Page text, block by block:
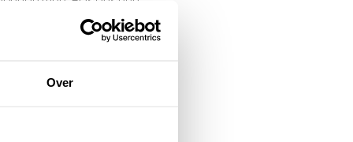
Over
Nederland zelf zoveel
meer
de European